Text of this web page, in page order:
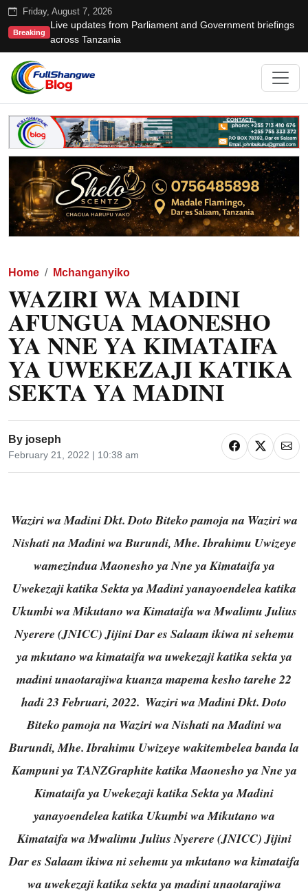
Friday, August 7, 2026
Breaking
Live updates from Parliament and Government briefings
across Tanzania
Home Mchanganyiko
WAZIRI WA MADINI
AFUNGUA MAONESHO
YA NNE YA KIMATAIFA
YA UWEKEZAJI KATIKA
SEKTA YA MADINI
By joseph
February 21, 2022 | 10:38 am
Waziri wa Madini Dkt. Doto Biteko pamoja na Waziri wa
Nishati na Madini wa Burundi, Mhe. Ibrahimu Uwizeye
wamezindua Maonesho ya Nne ya Kimataifa ya
Uwekezaji katika Sekta ya Madini yanayoendelea katika
Ukumbi wa Mikutano wa Kimataifa wa Mwalimu Julius
Nyerere (JNICC) Jijini Dar es Salaam ikiwa ni sehemu
ya mkutano wa kimataifa wa uwekezaji katika sekta ya
madini unaotarajiwa kuanza mapema kesho tarehe 22
hadi 23 Februari, 2022. Waziri wa Madini Dkt. Doto
Biteko pamoja na Waziri wa Nishati na Madini wa
Burundi, Mhe. Ibrahimu Uwizeye wakitembelea banda la
Kampuni ya TANZGraphite katika Maonesho ya Nne ya
Kimataifa ya Uwekezaji katika Sekta ya Madini
yanayoendelea katika Ukumbi wa Mikutano wa
Kimataifa wa Mwalimu Julius Nyerere (JNICC) Jijini
Dar es Salaam ikiwa ni sehemu ya mkutano wa kimataifa
wa uwekezaji katika sekta ya madini unaotarajiwa